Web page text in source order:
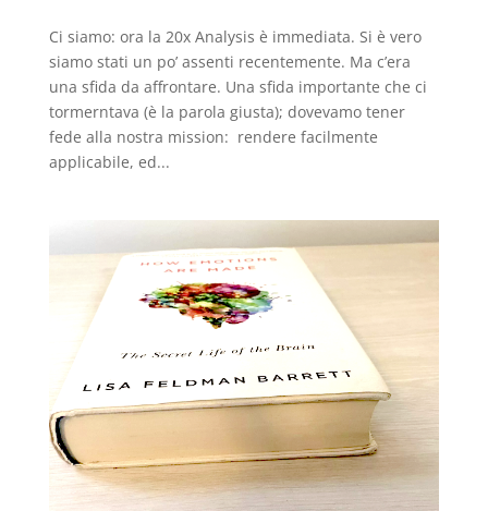
Ci siamo: ora la 20x Analysis è immediata. Si è vero
siamo stati un po’ assenti recentemente. Ma c’era
una sfida da affrontare. Una sfida importante che ci
tormerntava (è la parola giusta); dovevamo tener
fede alla nostra mission: rendere facilmente
applicabile, ed...